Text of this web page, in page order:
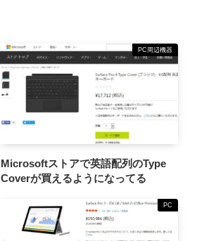
PC周辺機器
Microsoftストアで英語配列のType
Coverが買えるようになってる
PC